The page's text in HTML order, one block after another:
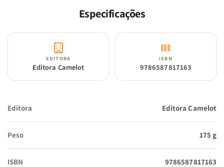
Especificações
EDITORA
Editora Camelot
ISBN
9786587817163
Editora Editora Camelot
Peso 175 g
ISBN 9786587817163